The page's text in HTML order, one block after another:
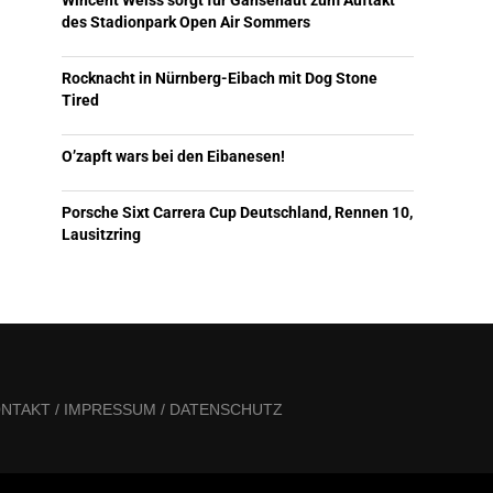
des Stadionpark Open Air Sommers
Rocknacht in Nürnberg-Eibach mit Dog Stone
Tired
O’zapft wars bei den Eibanesen!
Porsche Sixt Carrera Cup Deutschland, Rennen 10,
Lausitzring
/ IMPRESSUM / DATENSCHUTZ